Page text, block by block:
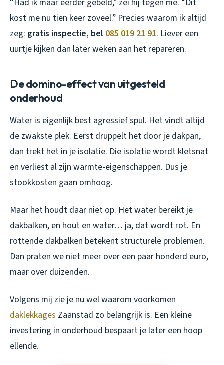
“Had ik maar eerder gebeld,” zei hij tegen me. “Dit
kost me nu tien keer zoveel.” Precies waarom ik altijd
zeg: gratis inspectie, bel 085 019 21 91. Liever een
uurtje kijken dan later weken aan het repareren.
De domino-effect van uitgesteld
onderhoud
Water is eigenlijk best agressief spul. Het vindt altijd
de zwakste plek. Eerst druppelt het door je dakpan,
dan trekt het in je isolatie. Die isolatie wordt kletsnat
en verliest al zijn warmte-eigenschappen. Dus je
stookkosten gaan omhoog.
Maar het houdt daar niet op. Het water bereikt je
dakbalken, en hout en water… ja, dat wordt rot. En
rottende dakbalken betekent structurele problemen.
Dan praten we niet meer over een paar honderd euro,
maar over duizenden.
Volgens mij zie je nu wel waarom voorkomen
daklekkages Zaanstad zo belangrijk is. Een kleine
investering in onderhoud bespaart je later een hoop
ellende.